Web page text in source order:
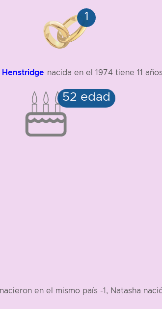
Henstridge nacida en el 1974 tiene 11
en el mismo país -1, Natasha